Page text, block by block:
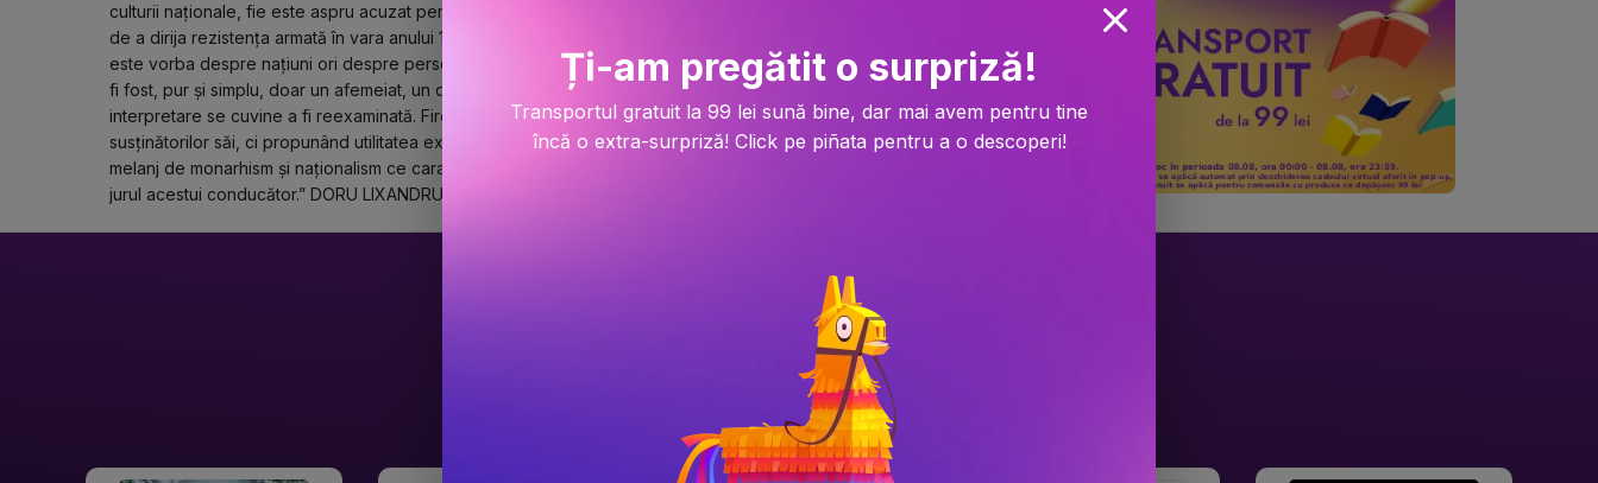
culturii naționale, fie este aspru acuzat pentru tarele vieții sale personale și pentru incapacitatea
de a dirija rezistența armată în vara anului 1940. Memoria este totdeauna selectivă, mai ales când
este vorba despre națiuni ori despre personalități politice. Potrivit celor mai mulți autori, Carol ar
fi fost, pur și simplu, doar un afemeiat, un dictator, un reacționar și un mason. O asemenea
interpretare se cuvine a fi reexaminată. Firește, nu având drept țel reabilitatea imaginii sale și a
susținătorilor săi, ci propunând utilitatea explicativă a unui studiu centrat asupra puternicului
melanj de monarhism și naționalism ce caracterizează ideologia și practica politică edificate în
jurul acestui conducător.” DORU LIXANDRU
Ți-am pregătit o surpriză!
Transportul gratuit la 99 lei sună bine, dar mai avem pentru tine
încă o extra-surpriză! Click pe piñata pentru a o descoperi!